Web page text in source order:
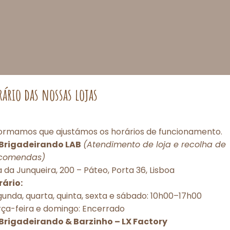
as melhores experiências, utilizamos tecnologias como cookies
e/ou acessar informações do dispositivo. O consentimento com essas
processar dados como comportamento de navegação ou IDs únicos
ou a retirada do consentimento podem afetar negativamente
e funções.
das nossas lojas
que ajustámos os horários de funcionamento.
LAB (Atendimento de loja e recolha de
da Junqueira, 200 – Páteo, Porta 36, Lisboa
quarta, quinta, sexta e sábado: 10h00–17h00
feira e domingo: Encerrado
& Barzinho – LX Factory